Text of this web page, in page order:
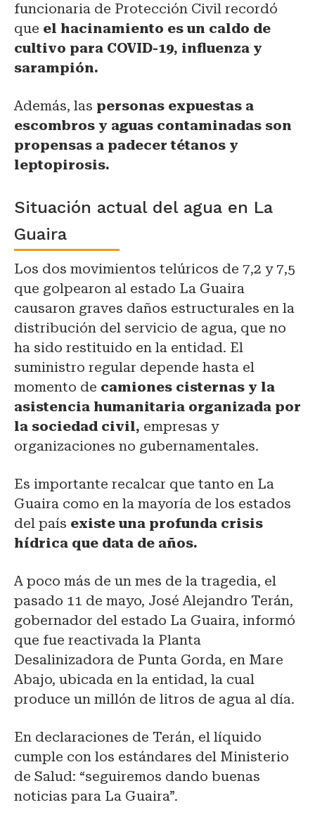
funcionaria de Protección Civil recordó
que el hacinamiento es un caldo de
cultivo para COVID-19, influenza y
sarampión.
Además, las personas expuestas a
escombros y aguas contaminadas son
propensas a padecer tétanos y
leptopirosis.
Situación actual del agua en La
Guaira
Los dos movimientos telúricos de 7,2 y 7,5
que golpearon al estado La Guaira
causaron graves daños estructurales en la
distribución del servicio de agua, que no
ha sido restituido en la entidad. El
suministro regular depende hasta el
momento de camiones cisternas y la
asistencia humanitaria organizada por
la sociedad civil, empresas y
organizaciones no gubernamentales.
Es importante recalcar que tanto en La
Guaira como en la mayoría de los estados
del país existe una profunda crisis
hídrica que data de años.
A poco más de un mes de la tragedia, el
pasado 11 de mayo, José Alejandro Terán,
gobernador del estado La Guaira, informó
que fue reactivada la Planta
Desalinizadora de Punta Gorda, en Mare
Abajo, ubicada en la entidad, la cual
produce un millón de litros de agua al día.
En declaraciones de Terán, el líquido
cumple con los estándares del Ministerio
de Salud: “seguiremos dando buenas
noticias para La Guaira”.